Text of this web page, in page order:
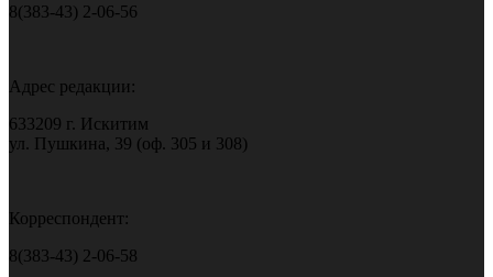
8(383-43) 2-06-56
Адрес редакции:
633209 г. Искитим
ул. Пушкина, 39 (оф. 305 и 308)
Корреспондент:
8(383-43) 2-06-58